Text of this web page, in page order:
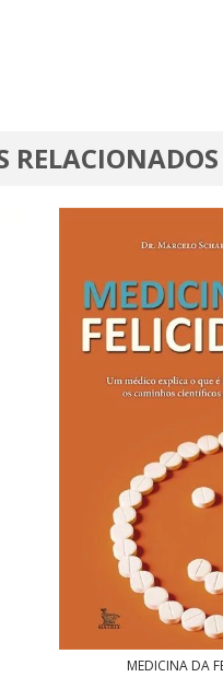
RELACIONADOS
MEDICINA DA